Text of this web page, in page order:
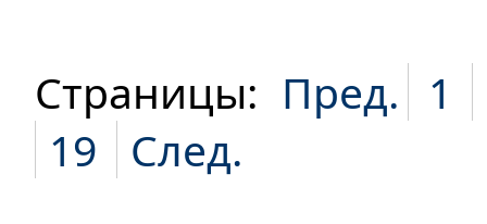
Страницы: Пред. 1
19
След.